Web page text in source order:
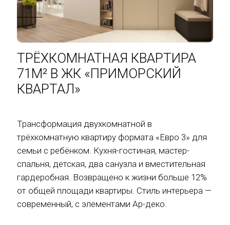
ТРЁХКОМНАТНАЯ КВАРТИРА
71М² В ЖК «ПРИМОРСКИЙ
КВАРТАЛ»
Трансформация двухкомнатной в
трёхкомнатную квартиру формата «Евро 3» для
семьи с ребёнком. Кухня-гостиная, мастер-
спальня, детская, два санузла и вместительная
гардеробная. Возвращено к жизни больше 12%
от общей площади квартиры. Стиль интерьера —
современный, с элементами Ар-деко.